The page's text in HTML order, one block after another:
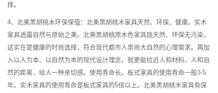
择。
4、北美黑胡桃木环保保值：北美黑胡桃木家具天然、环保、健康。实木
家具透露自然与原始之美。北美黑胡桃原木色家具既天然、环保无污染，
这实在是健康的时尚选择，符合现代都市人崇尚大自然的心理需求。再加
入以人为本、以自然为本的现代设计理念，就更能拉近人和材料、人和自
然的距离，给人一种亲切感。使用寿命长。板式家具的使用寿命一般3-5
年。实木家具的使用寿命是板式家具的5倍以上。北美黑胡桃木家具有保